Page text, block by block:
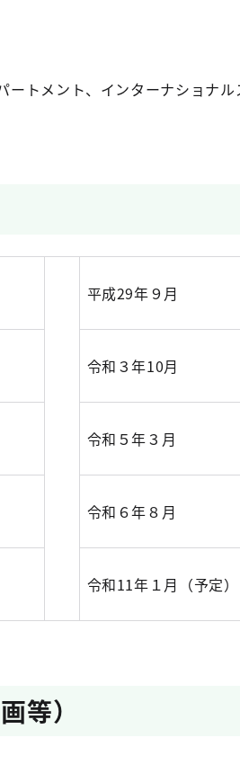
トメント、インターナショナル
平成29年９月
令和３年10月
令和５年３月
令和６年８月
令和11年１月（予定）
等）